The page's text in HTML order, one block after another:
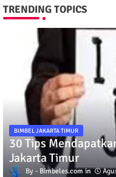
TRENDING TOPICS
BIMBEL JAKARTA TIMUR
30 Tips
Jakarta Timur
Bimbeles.com